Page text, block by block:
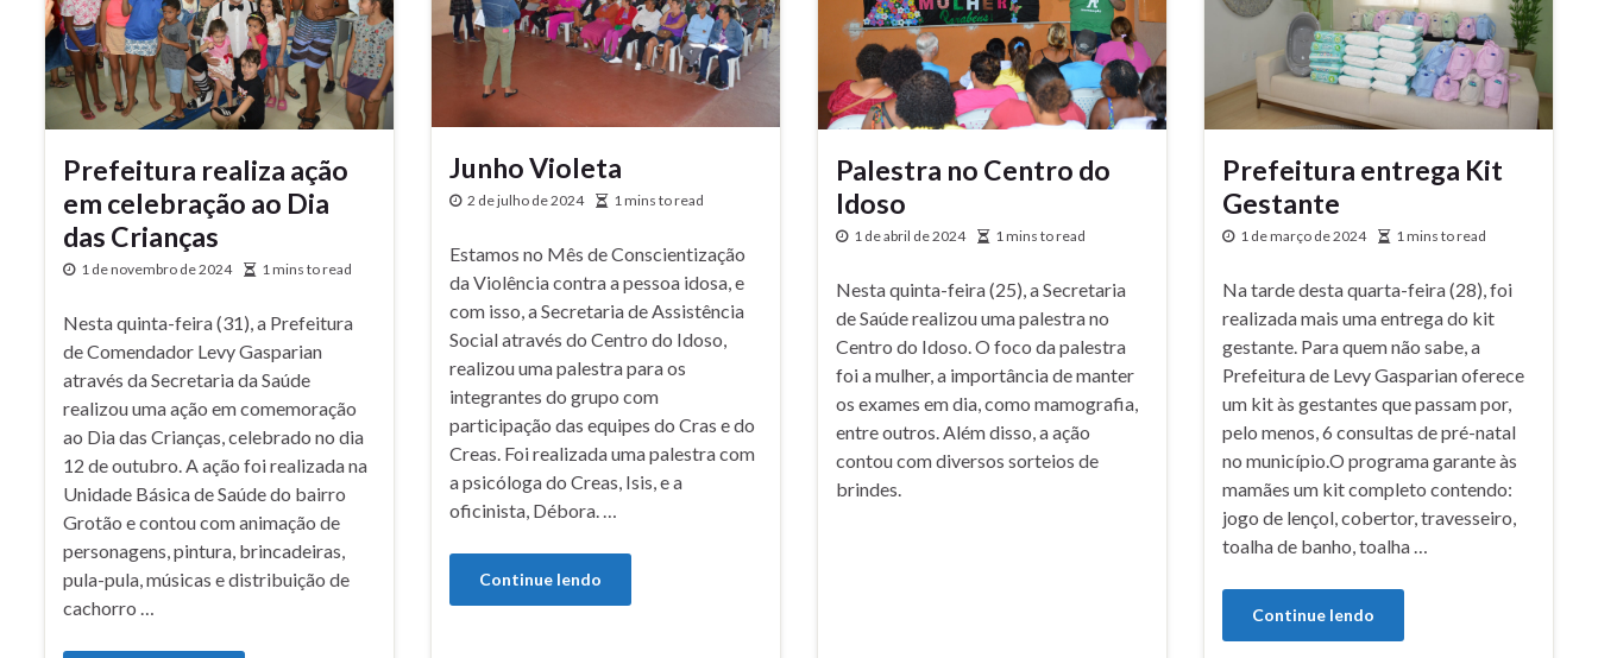
Prefeitura realiza ação
em celebração ao Dia
das Crianças
1 de novembro de 2024 1 mins to read
Nesta quinta-feira (31), a Prefeitura
de Comendador Levy Gasparian
através da Secretaria da Saúde
realizou uma ação em comemoração
ao Dia das Crianças, celebrado no dia
12 de outubro. A ação foi realizada na
Unidade Básica de Saúde do bairro
Grotão e contou com animação de
personagens, pintura, brincadeiras,
pula-pula, músicas e distribuição de
cachorro …
Junho Violeta
2 de julho de 2024 1 mins to read
Estamos no Mês de Conscientização
da Violência contra a pessoa idosa, e
com isso, a Secretaria de Assistência
Social através do Centro do Idoso,
realizou uma palestra para os
integrantes do grupo com
participação das equipes do Cras e do
Creas. Foi realizada uma palestra com
a psicóloga do Creas, Isis, e a
oficinista, Débora. …
Continue lendo
Palestra no Centro do
Idoso
1 de abril de 2024 1 mins to read
Nesta quinta-feira (25), a Secretaria
de Saúde realizou uma palestra no
Centro do Idoso. O foco da palestra
foi a mulher, a importância de manter
os exames em dia, como mamografia,
entre outros. Além disso, a ação
contou com diversos sorteios de
brindes.
Prefeitura entrega Kit
Gestante
1 de março de 2024 1 mins to read
Na tarde desta quarta-feira (28), foi
realizada mais uma entrega do kit
gestante. Para quem não sabe, a
Prefeitura de Levy Gasparian oferece
um kit às gestantes que passam por,
pelo menos, 6 consultas de pré-natal
no município.O programa garante às
mamães um kit completo contendo:
jogo de lençol, cobertor, travesseiro,
toalha de banho, toalha …
Continue lendo